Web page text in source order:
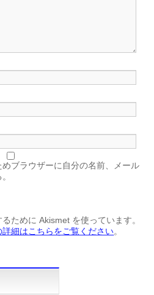
ブラウザーに自分の名前、メール
ために Akismet を使っています。
細はこちらをご覧ください。